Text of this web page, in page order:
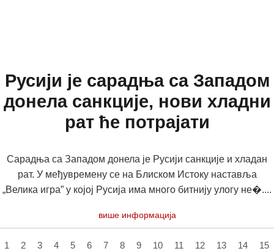
Русији је сарадња са Западом
донела санкције, нови хладни
рат ће потрајати
Сарадња са Западом донела је Русији санкције и хладан
рат. У међувремену се на Блиском Истоку наставља
„Велика игра” у којој Русија има много битнију улогу не�....
више информација
1 2 3 4 5 6 7 8 9 10 11 12 13 14 15